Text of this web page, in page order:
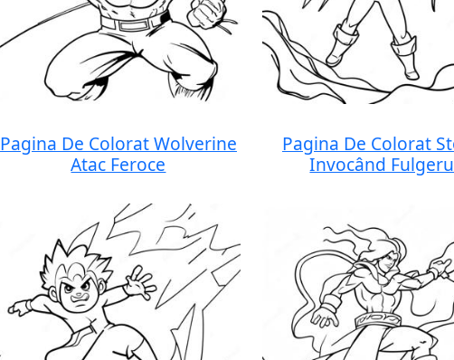
Pagina De Colorat Wolverine
Atac Feroce
Pagina De Colorat
Invocând